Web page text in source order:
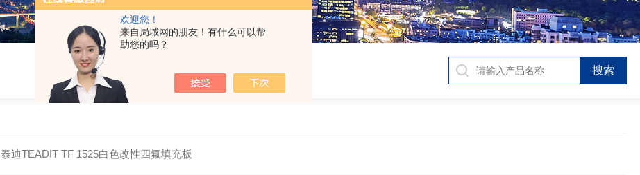
欢迎您！
来自局域网的朋友！有什么可以帮
助您的吗？
泰迪TEADIT TF 1525白色改性四氟填充板